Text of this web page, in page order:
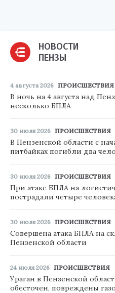
НОВОСТИ
ПЕНЗЫ
4 августа 2026 ПРОИСШЕСТВИЯ
В ночь на 4 августа над
несколько БПЛА
30 июля 2026 ПРОИСШЕСТВИЯ
В Пензенской области с
питбайках погибли два
30 июля 2026 ПРОИСШЕСТВИЯ
При атаке БПЛА на
пострадали четыре
30 июля 2026 ПРОИСШЕСТВИЯ
Совершена атака БПЛА на
Пензенской области
24 июля 2026 ПРОИСШЕСТВИЯ
Ураган в Пензенской
обесточен, повреждены